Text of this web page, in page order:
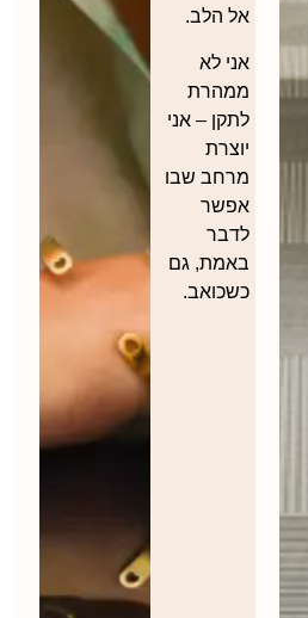
אל הלב.
לתקן – אני
מרחב שבו
באמת, גם
כשכואב.